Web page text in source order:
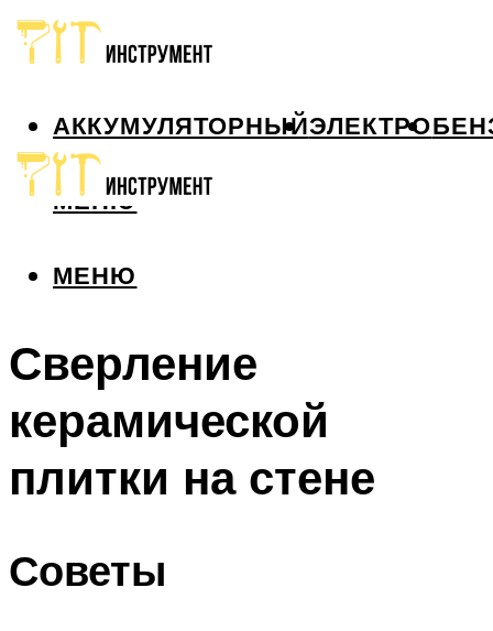
АККУМУЛЯТОРНЫЙЭЛЕКТРО
МЕНЮ
МЕНЮ
Сверление
керамической
плитки на стене
Советы